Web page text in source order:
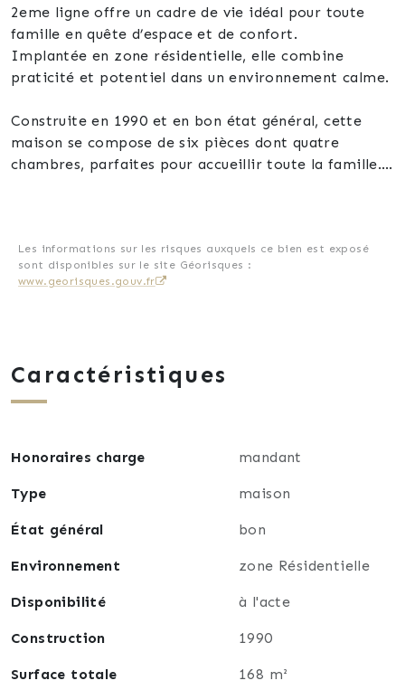
2eme ligne offre un cadre de vie idéal pour toute
famille en quête d’espace et de confort.
Implantée en zone résidentielle, elle combine
praticité et potentiel dans un environnement calme.
Construite en 1990 et en bon état général, cette
maison se compose de six pièces dont quatre
chambres, parfaites pour accueillir toute la famille.
La distribution des pièces garantit un usage optimal
et un confort au quotidien.
intégrés participent à la maîtrise des charges
énergétiques.
véhicules.
autres commodités, cette maison est extrêmement
Contactez moi pour organiser une visite
Les informations sur les risques auxquels ce bien est exposé
sont disponibles sur le site Géorisques :
www.georisques.gouv.fr
Caractéristiques
Honoraires charge mandant
Type maison
État général bon
Environnement zone Résidentielle
Disponibilité à l'acte
Construction 1990
Surface totale 168 m²